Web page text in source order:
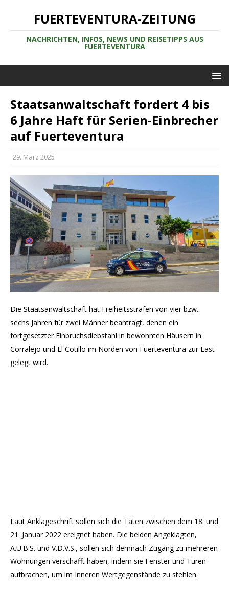
FUERTEVENTURA-ZEITUNG
NACHRICHTEN, INFOS, NEWS UND REISETIPPS AUS
FUERTEVENTURA
Staatsanwaltschaft fordert 4 bis
6 Jahre Haft für Serien-Einbrecher
auf Fuerteventura
29. März 2025
Die Staatsanwaltschaft hat Freiheitsstrafen von vier bzw.
sechs Jahren für zwei Männer beantragt, denen ein
fortgesetzter Einbruchsdiebstahl in bewohnten Häusern in
Corralejo und El Cotillo im Norden von Fuerteventura zur Last
gelegt wird.
Laut Anklageschrift sollen sich die Taten zwischen dem 18. und
21. Januar 2022 ereignet haben. Die beiden Angeklagten,
A.U.B.S. und V.D.V.S., sollen sich demnach Zugang zu mehreren
Wohnungen verschafft haben, indem sie Fenster und Türen
aufbrachen, um im Inneren Wertgegenstände zu stehlen.